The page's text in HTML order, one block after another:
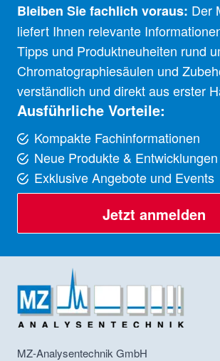
Bleiben Sie fachlich voraus: Der
liefert Ihnen relevante
Tipps und Produktneuheiten rund
Chromatographiesäulen und
verständlich und direkt aus erster
Ausführliche Vorteile:
Kompakte Fachinformationen
Neue Produkte & Entwicklungen
Exklusive Angebote und Events
Jetzt anmelden
MZ-Analysentechnik GmbH